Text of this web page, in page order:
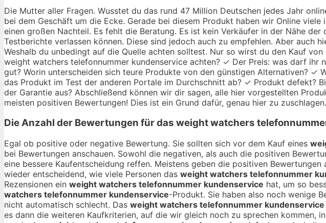
Die Mutter aller Fragen. Wusstet du das rund 47 Million Deutschen jedes Jahr
bei dem Geschäft um die Ecke. Gerade bei diesem Produkt haben wir Online
einen großen Nachteil. Es fehlt die Beratung. Es ist kein Verkäufer in der Nähe
Testberichte verlassen können. Diese sind jedoch auch zu empfehlen. Aber auch
Weshalb du unbedingt auf die Quelle achten solltest. Nur so wirst du den Kauf
weight watchers telefonnummer kundenservice achten? ✓ Der Preis: was darf
gut? Worin unterscheiden sich teure Produkte von den günstigen Alternativen? ✓
das Produkt im Test der anderen Portale im Durchschnitt ab? ✓ Produkt defekt?
der Garantie aus? Abschließend können wir dir sagen, alle hier vorgestellten
meisten positiven Bewertungen! Dies ist ein Grund dafür, genau hier zu zuschlagen.
Die Anzahl der Bewertungen für das weight watchers
Egal ob positive oder negative Bewertung. Sie sollten sich vor dem Kauf eines
bei Bewertungen anschauen. Sowohl die negativen, als auch die positiven
eine bessere Kaufentscheidung reffen. Meistens geben die positiven Bewertungen
wieder entscheidend, wie viele Personen das weight watchers telefonnummer
Rezensionen ein weight watchers telefonnummer kundenservice hat, um so
watchers telefonnummer kundenservice-Produkt. Sie haben also noch wenige
nicht automatisch schlecht. Das weight watchers telefonnummer kundenservice
es dann die weiteren Kaufkriterien, auf die wir gleich noch zu sprechen kommen,